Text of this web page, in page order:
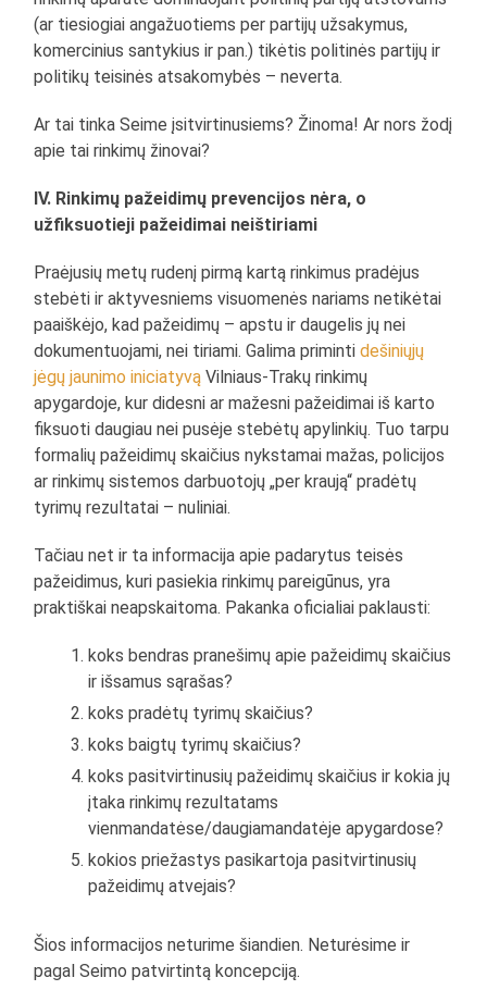
(ar tiesiogiai angažuotiems per partijų užsakymus,
komercinius santykius ir pan.) tikėtis politinės partijų ir
politikų teisinės atsakomybės – neverta.
Ar tai tinka Seime įsitvirtinusiems? Žinoma! Ar nors žodį
apie tai rinkimų žinovai?
IV. Rinkimų pažeidimų prevencijos nėra, o
užfiksuotieji pažeidimai neištiriami
Praėjusių metų rudenį pirmą kartą rinkimus pradėjus
stebėti ir aktyvesniems visuomenės nariams netikėtai
paaiškėjo, kad pažeidimų – apstu ir daugelis jų nei
dokumentuojami, nei tiriami. Galima primintidešiniųjų
jėgų jaunimo iniciatyvą Vilniaus-Trakų rinkimų
apygardoje, kur didesni ar mažesni pažeidimai iš karto
fiksuoti daugiau nei pusėje stebėtų apylinkių. Tuo tarpu
formalių pažeidimų skaičius nykstamai mažas, policijos
ar rinkimų sistemos darbuotojų „per kraują“ pradėtų
tyrimų rezultatai – nuliniai.
Tačiau net ir ta informacija apie padarytus teisės
pažeidimus, kuri pasiekia rinkimų pareigūnus, yra
praktiškai neapskaitoma. Pakanka oficialiai paklausti:
koks bendras pranešimų apie pažeidimų skaičius
ir išsamus sąrašas?
koks pradėtų tyrimų skaičius?
koks baigtų tyrimų skaičius?
koks pasitvirtinusių pažeidimų skaičius ir kokia jų
įtaka rinkimų rezultatams
vienmandatėse/daugiamandatėje apygardose?
kokios priežastys pasikartoja pasitvirtinusių
pažeidimų atvejais?
Šios informacijos neturime šiandien. Neturėsime ir
pagal Seimo patvirtintą koncepciją.